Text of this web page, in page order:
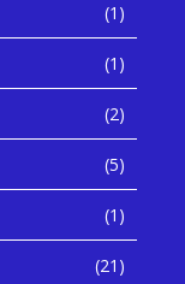
(1)
(1)
(2)
(5)
(1)
(21)